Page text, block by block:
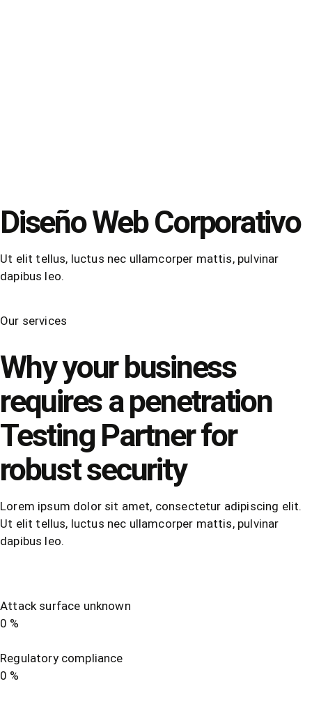
Diseño WebCorporativo
Ut elit tellus, luctus nec ullamcorper mattis, pulvinar
dapibus leo.
Our services
Why your business
requires a penetration
Testing Partnerfor
robust security
Lorem ipsum dolor sit amet, consectetur adipiscing elit.
Ut elit tellus, luctus nec ullamcorper mattis, pulvinar
dapibus leo.
Attack surface unknown
0 %
Regulatory compliance
0 %